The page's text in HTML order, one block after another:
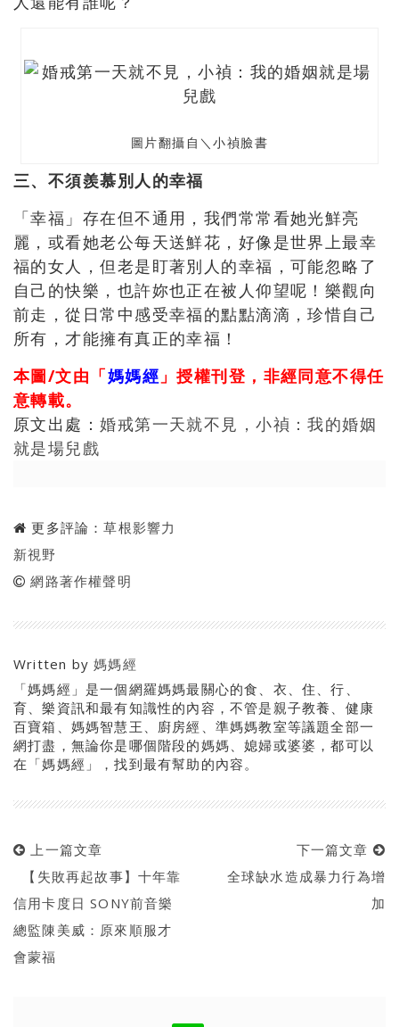
圖片翻攝自＼小禎臉書
三、不須羨慕別人的幸福
「幸福」存在但不通用，我們常常看她光鮮亮
麗，或看她老公每天送鮮花，好像是世界上最幸
福的女人，但老是盯著別人的幸福，可能忽略了
自己的快樂，也許妳也正在被人仰望呢！樂觀向
前走，從日常中感受幸福的點點滴滴，珍惜自己
所有，才能擁有真正的幸福！
本圖/文由「媽媽經 」授權刊登，非經同意不得任
意轉載。
原文出處：婚戒第一天就不見，小禎：我的婚姻
就是場兒戲
更多評論：草根影響力
新視野
網路著作權聲明
Written by媽媽經
「媽媽經」是一個網羅媽媽最關心的食、衣、住、行、
育、樂資訊和最有知識性的內容，不管是親子教養、健康
百寶箱、媽媽智慧王、廚房經、準媽媽教室等議題全部一
網打盡，無論你是哪個階段的媽媽、媳婦或婆婆，都可以
在「媽媽經」，找到最有幫助的內容。
上一篇文章
【失敗再起故事】十年靠
信用卡度日 SONY前音樂
總監陳美威：原來順服才
會蒙福
下一篇文章
全球缺水造成暴力行為增
加